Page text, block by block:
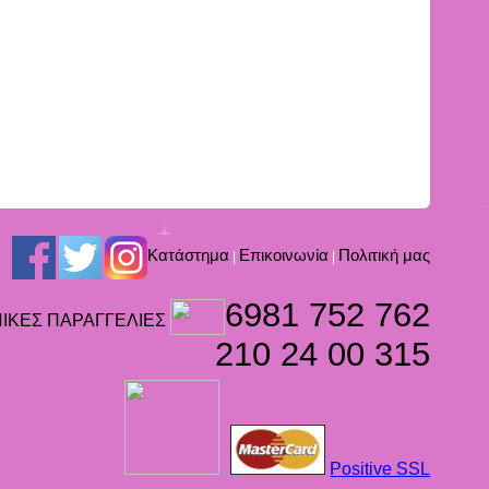
Kατάστημα | Επικοινωνία | Πολιτική μας
ΠΑΡΑΓΓΕΛΙΕΣ
6981 752 762
210 24 00 315
Positive SSL